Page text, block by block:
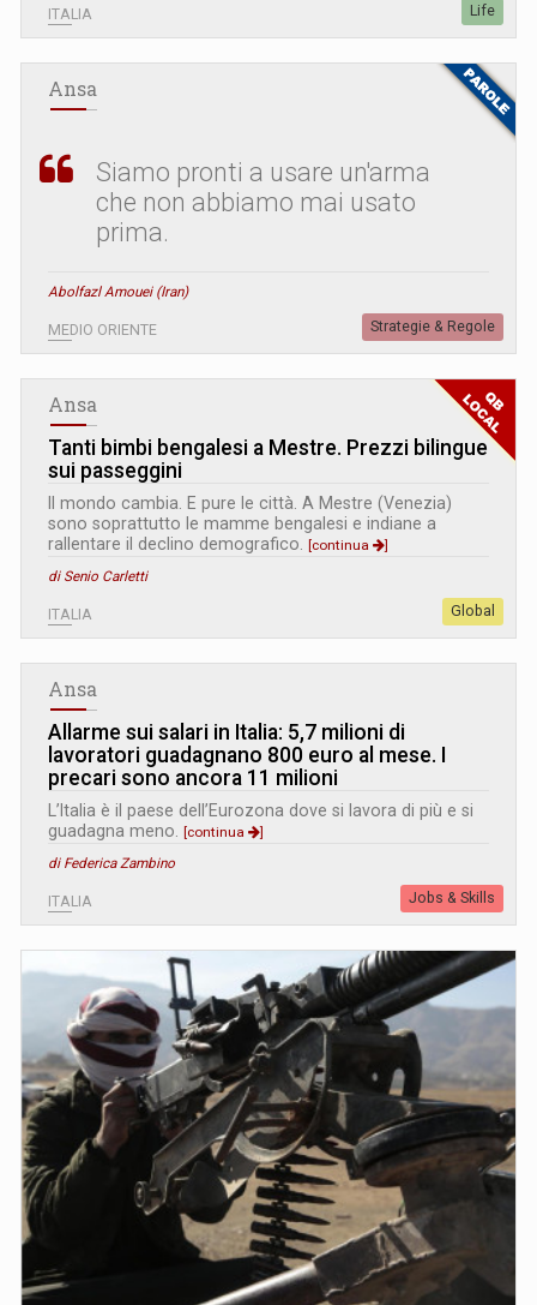
ITALIA Life
Ansa
Siamo pronti a usare un'arma
che non abbiamo mai usato
prima.
Abolfazl Amouei (Iran)
MEDIO ORIENTE Strategie & Regole
Ansa
Tanti bimbi bengalesi a Mestre. Prezzi bilingue
sui passeggini
Il mondo cambia. E pure le città. A Mestre (Venezia)
sono soprattutto le mamme bengalesi e indiane a
rallentare il declino demografico.
[continua
]
di Senio Carletti
ITALIA Global
Ansa
Allarme sui salari in Italia: 5,7 milioni di
lavoratori guadagnano 800 euro al mese. I
precari sono ancora 11 milioni
L’Italia è il paese dell’Eurozona dove si lavora di più e si
guadagna meno.
[continua
]
di Federica Zambino
ITALIA Jobs & Skills